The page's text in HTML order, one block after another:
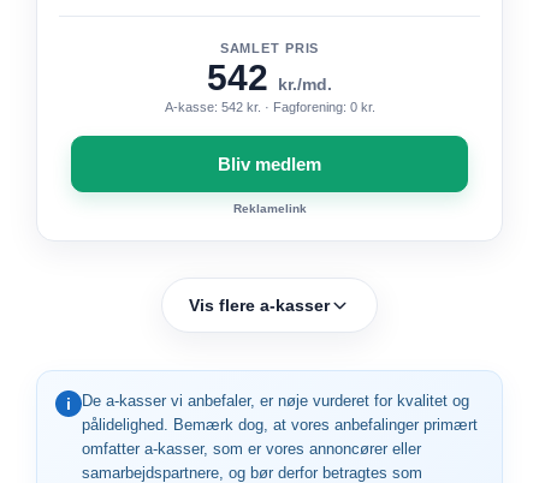
SAMLET PRIS
542 kr./md.
A-kasse: 542 kr. · Fagforening: 0 kr.
Bliv medlem
Reklamelink
Vis flere a-kasser
i
De a-kasser vi anbefaler, er nøje vurderet for kvalitet og
pålidelighed. Bemærk dog, at vores anbefalinger primært
omfatter a-kasser, som er vores annoncører eller
samarbejdspartnere, og bør derfor betragtes som